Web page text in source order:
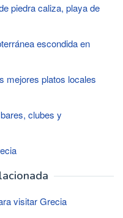
piedra caliza, playa de
escondida en
mejores platos locales
clubes y
visitar Grecia